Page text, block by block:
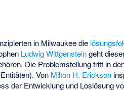
in Milwaukee die
Ludwig Wittgensteingeht
Die Problemstellung tritt in
Von Milton H. Erickson
der Entwicklung und Loslösung